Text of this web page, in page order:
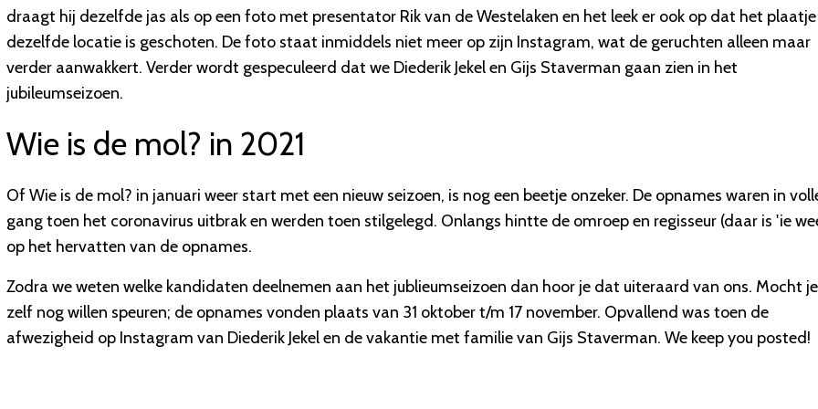
draagt hij dezelfde jas als op een foto met presentator Rik van de Westelaken en het leek er ook op dat het
dezelfde locatie is geschoten. De foto staat inmiddels niet meer op zijn Instagram, wat de geruchten alleen maar
verder aanwakkert. Verder wordt gespeculeerd dat we Diederik Jekel en Gijs Staverman gaan zien in het
jubileumseizoen.
Wie is de mol? in 2021
Of Wie is de mol? in januari weer start met een nieuw seizoen, is nog een beetje onzeker. De opnames waren in
gang toen het coronavirus uitbrak en werden toen stilgelegd. Onlangs hintte de omroep en regisseur (daar is 'ie
op het hervatten van de opnames.
Zodra we weten welke kandidaten deelnemen aan het jublieumseizoen dan hoor je dat uiteraard van ons. Mocht je
zelf nog willen speuren; de opnames vonden plaats van 31 oktober t/m 17 november. Opvallend was toen de
afwezigheid op Instagram van Diederik Jekel en de vakantie met familie van Gijs Staverman. We keep you posted!